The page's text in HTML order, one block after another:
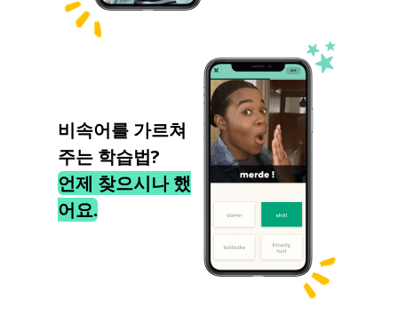
비속어를 가르쳐
주는 학습법?
언제 찾으시나 했
어요.